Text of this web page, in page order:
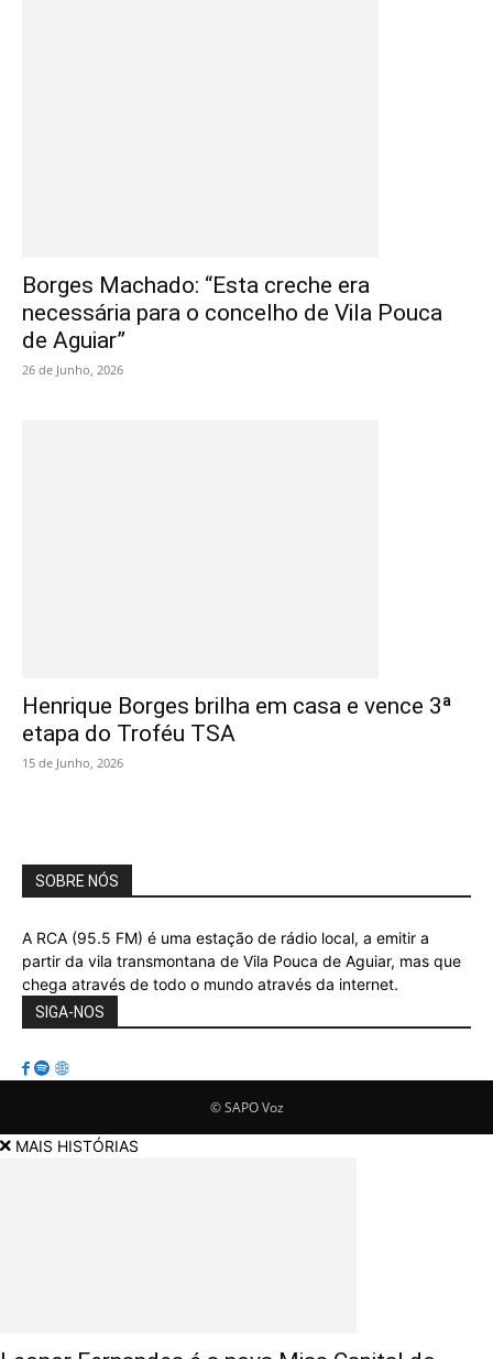
Borges Machado: “Esta creche era
necessária para o concelho de Vila Pouca
de Aguiar”
26 de Junho, 2026
Henrique Borges brilha em casa e vence 3ª
etapa do Troféu TSA
15 de Junho, 2026
SOBRE NÓS
A RCA (95.5 FM) é uma estação de rádio local, a emitir a
partir da vila transmontana de Vila Pouca de Aguiar, mas que
chega através de todo o mundo através da internet.
SIGA-NOS
© SAPO Voz
MAIS HISTÓRIAS